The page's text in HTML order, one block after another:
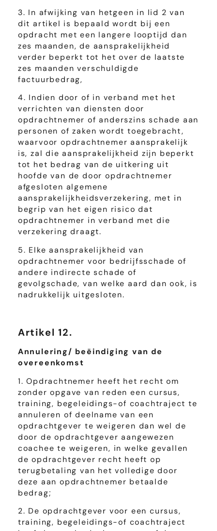
3. In afwijking van hetgeen in lid 2 van
dit artikel is bepaald wordt bij een
opdracht met een langere looptijd dan
zes maanden, de aansprakelijkheid
verder beperkt tot het over de laatste
zes maanden verschuldigde
factuurbedrag,
4. Indien door of in verband met het
verrichten van diensten door
opdrachtnemer of anderszins schade aan
personen of zaken wordt toegebracht,
waarvoor opdrachtnemer aansprakelijk
is, zal die aansprakelijkheid zijn beperkt
tot het bedrag van de uitkering uit
hoofde van de door opdrachtnemer
afgesloten algemene
aansprakelijkheidsverzekering, met in
begrip van het eigen risico dat
opdrachtnemer in verband met die
verzekering draagt.
5. Elke aansprakelijkheid van
opdrachtnemer voor bedrijfsschade of
andere indirecte schade of
gevolgschade, van welke aard dan ook, is
nadrukkelijk uitgesloten.
Artikel 12.
Annulering/ beëindiging van de
overeenkomst
1. Opdrachtnemer heeft het recht om
zonder opgave van reden een cursus,
training, begeleidings-of coachtraject te
annuleren of deelname van een
opdrachtgever te weigeren dan wel de
door de opdrachtgever aangewezen
coachee te weigeren, in welke gevallen
de opdrachtgever recht heeft op
terugbetaling van het volledige door
deze aan opdrachtnemer betaalde
bedrag;
2. De opdrachtgever voor een cursus,
training, begeleidings-of coachtraject